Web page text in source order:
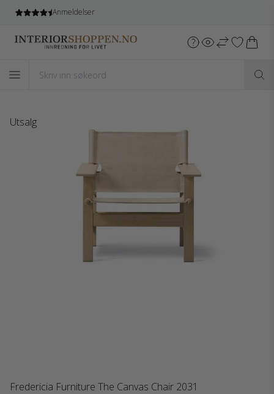
Gratis fraktved kjøb over 5.499 NOK*
Utsalg
Fredericia Furniture The Canvas Chair 2031